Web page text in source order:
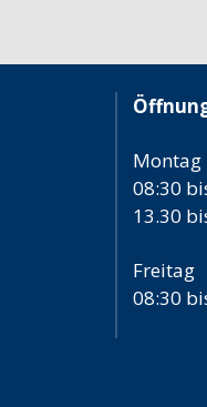
Montag
08:30
13.30
Freitag
08:30